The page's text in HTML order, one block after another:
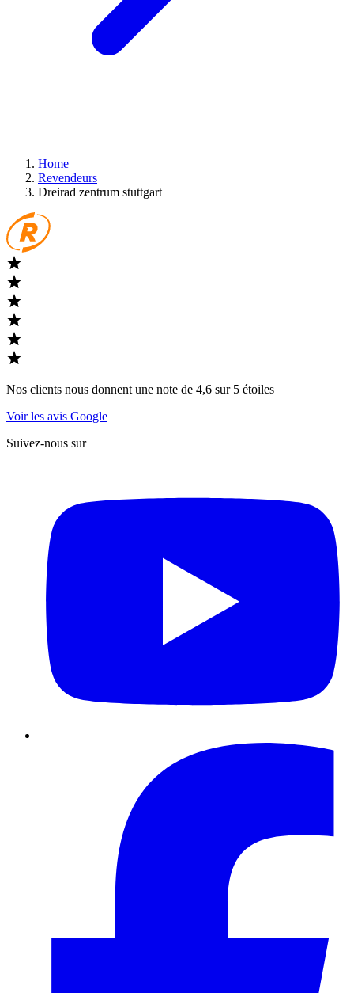
Home
Revendeurs
Dreirad zentrum stuttgart
Nos clients nous donnent une note de 4,6 sur 5 étoiles
Voir les avis Google
Suivez-nous sur